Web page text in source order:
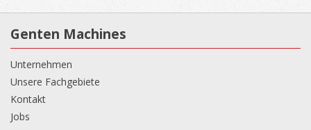
Genten Machines
Unternehmen
Unsere Fachgebiete
Kontakt
Jobs